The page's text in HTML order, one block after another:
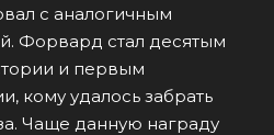
с аналогичным
Форвард стал десятым
и первым
кому удалось забрать
Чаще данную награду